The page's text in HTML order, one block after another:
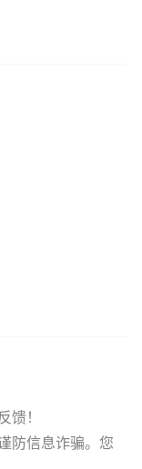
馈！
防信息诈骗。您